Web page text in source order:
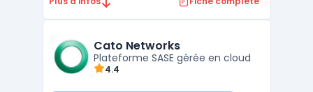
entreprises de contrôler et de sécuriser
l'accès à leurs données et ...
Cato Networks
Plateforme SASE gérée en cloud
4.4